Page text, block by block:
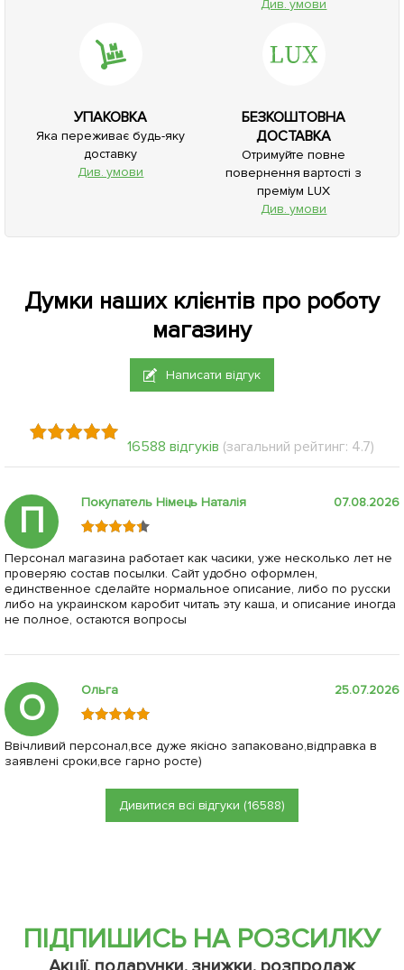
Див. умови
УПАКОВКА
Яка переживає будь-яку
доставку
Див. умови
БЕЗКОШТОВНА
ДОСТАВКА
Отримуйте повне
повернення вартості з
преміум LUX
Див. умови
Думки наших клієнтів про роботу
магазину
Написати відгук
16588 відгуків (загальний рейтинг: 4.7)
П Покупатель Німець Наталія 07.08.2026
Персонал магазина работает как часики, уже несколько лет не
проверяю состав посылки. Сайт удобно оформлен,
единственное сделайте нормальное описание, либо по русски
либо на украинском каробит читать эту каша, и описание иногда
не полное, остаются вопросы
О Ольга 25.07.2026
Ввічливий персонал,все дуже якісно запаковано,відправка в
заявлені сроки,все гарно росте)
Дивитися всі відгуки (16588)
ПІДПИШИСЬ НА РОЗСИЛКУ